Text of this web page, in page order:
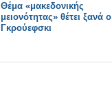
Θέμα «μακεδονικής
μειονότητας» θέτει ξανά ο
Γκρούεφσκι